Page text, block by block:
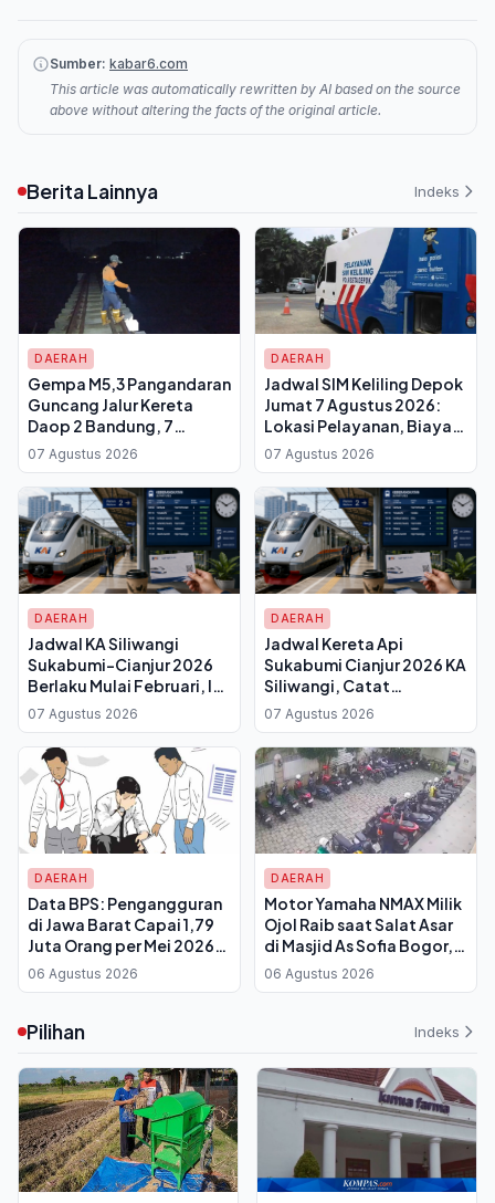
Sumber: kabar6.com
This article was automatically rewritten by AI based on the source
above without altering the facts of the original article.
Berita Lainnya Indeks
DAERAH
Gempa M5,3 Pangandaran
Guncang Jalur Kereta
Daop 2 Bandung, 7
Perjalanan Terhenti untuk
Pemeriksaan Rel
07 Agustus 2026
DAERAH
Jadwal SIM Keliling Depok
Jumat 7 Agustus 2026:
Lokasi Pelayanan, Biaya
Perpanjangan dan Syarat
Dokumen
07 Agustus 2026
DAERAH
Jadwal KA Siliwangi
Sukabumi-Cianjur 2026
Berlaku Mulai Februari, Ini
Waktu Keberangkatan
dan Tiketnya
07 Agustus 2026
DAERAH
Jadwal Kereta Api
Sukabumi Cianjur 2026 KA
Siliwangi, Catat
Perubahan Waktu
Berangkat dari Stasiun
07 Agustus 2026
DAERAH
Data BPS: Pengangguran
di Jawa Barat Capai 1,79
Juta Orang per Mei 2026,
TPT Turun Tipis
06 Agustus 2026
DAERAH
Motor Yamaha NMAX Milik
Ojol Raib saat Salat Asar
di Masjid As Sofia Bogor,
Terekam CCTV
06 Agustus 2026
Pilihan Indeks